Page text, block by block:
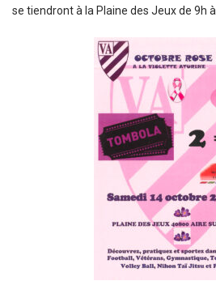
se tiendront à la Plaine des Jeux de 9h à